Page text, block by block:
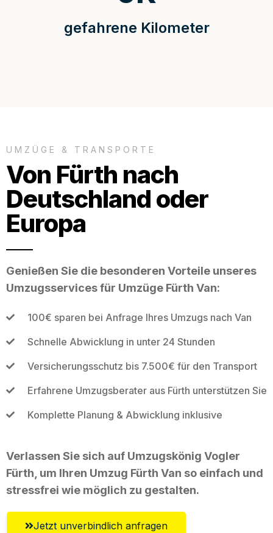
gefahrene Kilometer
UMZÜGE & TRANSPORTE
Von Fürth nach
Deutschland oder
Europa
Genießen Sie die besonderen Vorteile unseres
Umzugsservices für Umzüge Fürth Van:
100€ sparen bei Anfrage Ihres Umzugs nach Van
Schnelle Abwicklung in unter 24 Stunden
Versicherungsschutz bis 7.500€ für den Transport
Erfahrene Umzugsberater aus Fürth unterstützen Sie
Komplette Planung & Abwicklung inklusive
Verlassen Sie sich auf Umzugskönig Vogler
Fürth, um Ihren Umzug Fürth Van so einfach und
stressfrei wie möglich zu gestalten.
Jetzt unverbindlich anfragen